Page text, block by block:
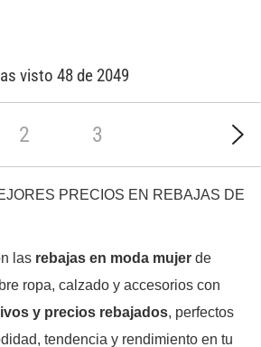
visto 48 de 2049
2 3
PRECIOS EN REBAJAS DE
las rebajas en moda mujer de
ropa, calzado y accesorios con
y precios rebajados, perfectos
tendencia y rendimiento en tu